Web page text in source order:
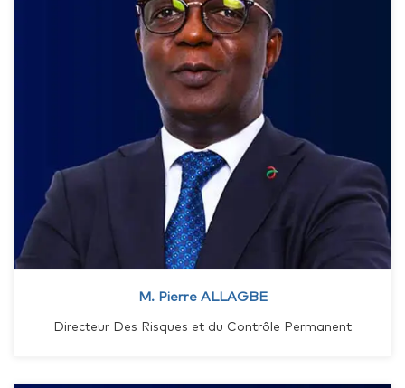
M. Pierre ALLAGBE
Directeur Des Risques et du Contrôle Permanent